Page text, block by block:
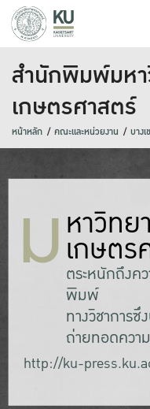
สำนักพิมพ์มห
เกษตรศาสตร์
หน้าหลัก คณะและหน่วยงาน บางเ
มหาวิทย
เกษต
ตระหนักถึงค
พิมพ์
ทางวิชาการซึ่
ถ่ายทอดควา
http://ku-